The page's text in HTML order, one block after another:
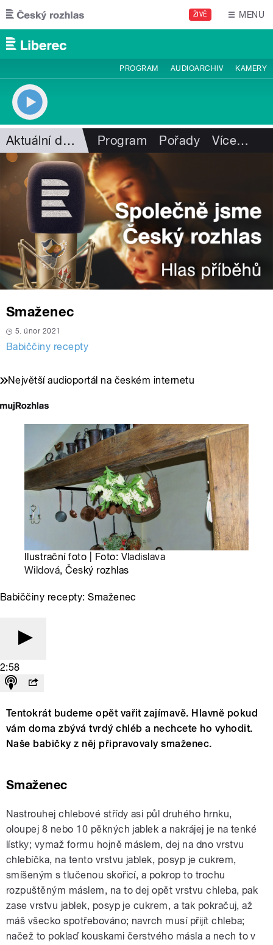
Přejít k hlavnímu obsahu
ŽIVĚ MENU
PROGRAM AUDIOARCHIV KAMERY
Aktuální dění Program Pořady Více…
Smaženec
5. únor 2021
Babiččiny recepty
Největší audioportál na českém internetu
Ilustrační foto | Foto: Vladislava
Wildová, Český rozhlas
Babiččiny recepty: Smaženec
2:58
Tentokrát budeme opět vařit zajímavě. Hlavně pokud
vám doma zbývá tvrdý chléb a nechcete ho vyhodit.
Naše babičky z něj připravovaly smaženec.
Smaženec
Nastrouhej chlebové střídy asi půl druhého hrnku,
oloupej 8 nebo 10 pěkných jablek a nakrájej je na tenké
lístky; vymaž formu hojně máslem, dej na dno vrstvu
chlebíčka, na tento vrstvu jablek, posyp je cukrem,
smíšeným s tlučenou skořicí, a pokrop to trochu
rozpuštěným máslem, na to dej opět vrstvu chleba, pak
zase vrstvu jablek, posyp je cukrem, a tak pokračuj, až
máš všecko spotřebováno; navrch musí přijít chleba;
načež to poklaď kouskami čerstvého másla a nech to v